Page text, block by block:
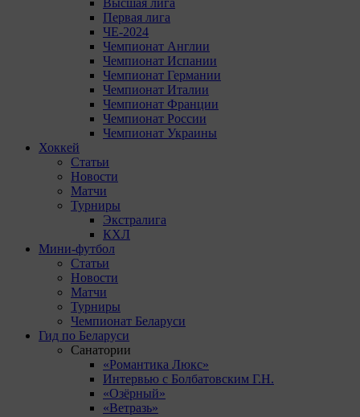
Высшая лига
Первая лига
ЧЕ-2024
Чемпионат Англии
Чемпионат Испании
Чемпионат Германии
Чемпионат Италии
Чемпионат Франции
Чемпионат России
Чемпионат Украины
Хоккей
Статьи
Новости
Матчи
Турниры
Экстралига
КХЛ
Мини-футбол
Статьи
Новости
Матчи
Турниры
Чемпионат Беларуси
Гид по Беларуси
Санатории
«Романтика Люкс»
Интервью с Болбатовским Г.Н.
«Озёрный»
«Ветразь»